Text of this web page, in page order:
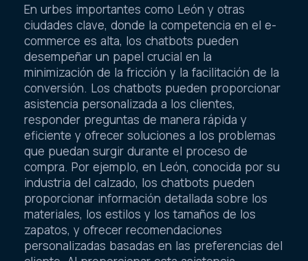
En urbes importantes como León y otras
ciudades clave, donde la competencia en el e-
commerce es alta, los chatbots pueden
desempeñar un papel crucial en la
minimización de la fricción y la facilitación de la
conversión. Los chatbots pueden proporcionar
asistencia personalizada a los clientes,
responder preguntas de manera rápida y
eficiente y ofrecer soluciones a los problemas
que puedan surgir durante el proceso de
compra. Por ejemplo, en León, conocida por su
industria del calzado, los chatbots pueden
proporcionar información detallada sobre los
materiales, los estilos y los tamaños de los
zapatos, y ofrecer recomendaciones
personalizadas basadas en las preferencias del